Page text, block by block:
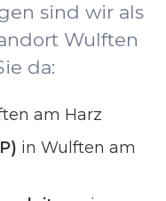
sind wir als
Wulften
da:
am Harz
in Wulften am